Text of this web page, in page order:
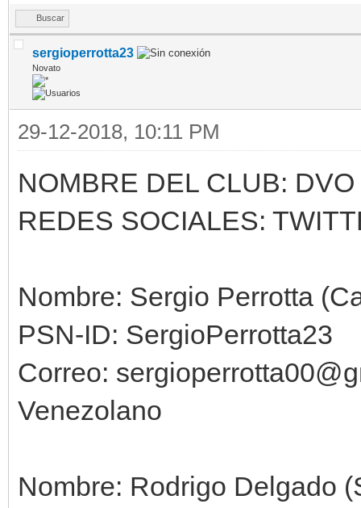
Buscar
sergioperrotta23
Novato
29-12-2018, 10:11 PM
NOMBRE DEL CLUB:
REDES SOCIALES:
Nombre: Sergio Perrotta
PSN-ID: SergioPerrotta23
Correo:
Venezolano
Nombre: Rodrigo Delgado